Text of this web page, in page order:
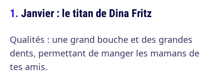
Janvier : le titan de Dina Fritz
Qualités : une grand bouche et des grandes
dents, permettant de manger les mamans de
tes amis.